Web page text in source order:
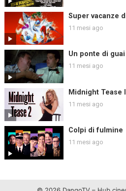
Super vacanze
11 mesi ago
Un ponte di guai
11 mesi ago
Midnight Tease II
11 mesi ago
Colpi di fulmine
11 mesi ago